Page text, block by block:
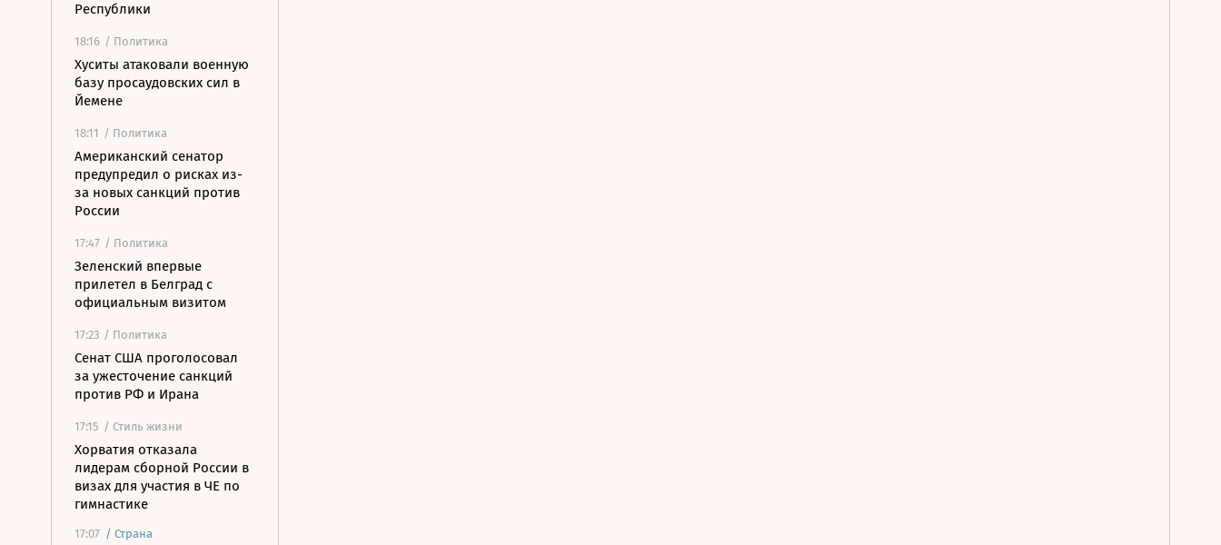
Республики
18:16 / Политика
Хуситы атаковали военную
базу просаудовских сил в
Йемене
18:11 / Политика
Американский сенатор
предупредил о рисках из-
за новых санкций против
России
17:47 / Политика
Зеленский впервые
прилетел в Белград с
официальным визитом
17:23 / Политика
Сенат США проголосовал
за ужесточение санкций
против РФ и Ирана
17:15 / Стиль жизни
Хорватия отказала
лидерам сборной России в
визах для участия в ЧЕ по
гимнастике
17:07 / Страна